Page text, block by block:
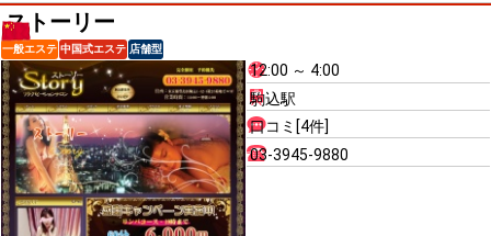
ストーリー
一般エステ 中国式エステ 店舗型
12:00 ～ 4:00
駒込駅
口コミ[4件]
03-3945-9880